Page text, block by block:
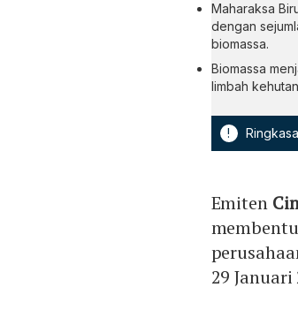
Maharaksa
dengan
biomassa.
Biomassa
limbah
!
Emiten
29 Januari